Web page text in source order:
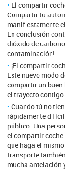
El compartir
Compartir tu
manifiestamente
En conclusión
dióxido de
contaminación!
¡El compartir
Este nuevo modo
compartir un buen
el trayecto contigo.
Cuando tú no
rápidamente
público. Una
el compartir
que haga el
transporte
mucha antelación